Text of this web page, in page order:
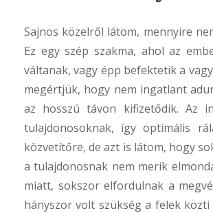
Sajnos közelről látom, mennyire
Ez egy szép szakma, ahol az
váltanak, vagy épp befektetik a
megértjük, hogy nem ingatlant
az hosszú távon kifizetődik. Az
tulajdonosoknak, így optimális
közvetítőre, de azt is látom, hogy
a tulajdonosnak nem merik
miatt, sokszor elfordulnak a
hányszor volt szükség a felek